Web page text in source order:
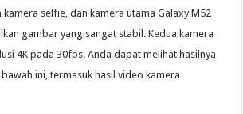
selfie, dan kamera utama Galaxy M52
gambar yang sangat stabil. Kedua kamera
4K pada 30fps. Anda dapat melihat hasilnya
ini, termasuk hasil video kamera